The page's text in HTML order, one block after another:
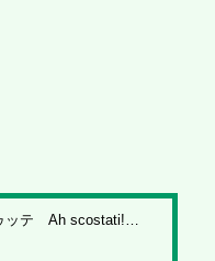
ッテ Ah scostati!…